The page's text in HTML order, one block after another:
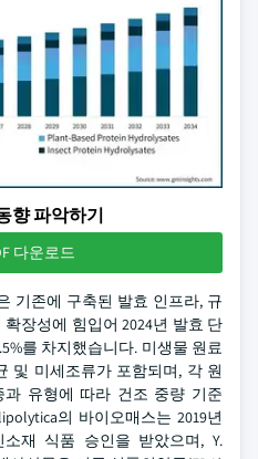
향 파악하기
다운로드
기존에 구축된 발효 인프라, 규
장성에 힘입어 2024년 발효 단
를 차지했습니다. 미생물 원료
및 미세조류가 포함되며, 각 원
유형에 따라 건조 중량 기준
의 바이오매스는 2019년
소재 식품 승인을 받았으며, Y.